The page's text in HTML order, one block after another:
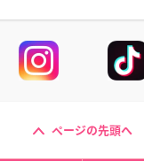
ページの先頭へ